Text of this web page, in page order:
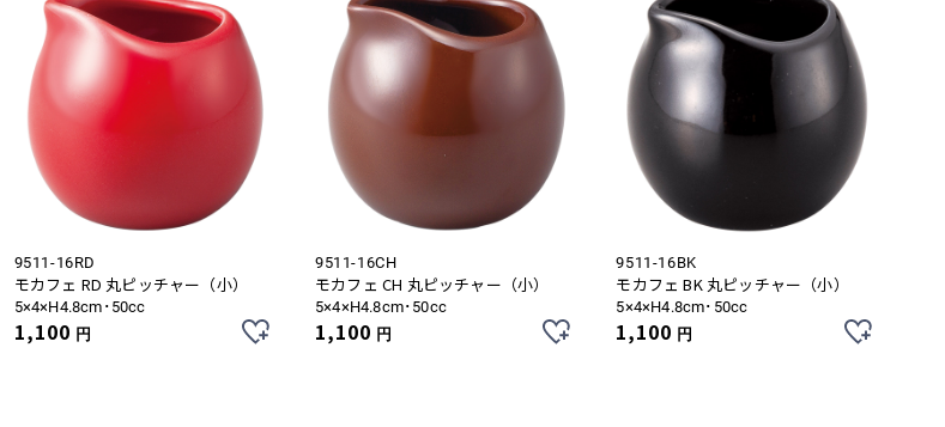
9511-16RD
モカフェ RD 丸ピッチャー（小）
5×4×H4.8cm･50cc
1,100 円
9511-16CH
モカフェ CH 丸ピッチャー（小）
5×4×H4.8cm･50cc
1,100 円
9511-16BK
モカフェ BK 丸ピッチャー（小）
5×4×H4.8cm･50cc
1,100 円